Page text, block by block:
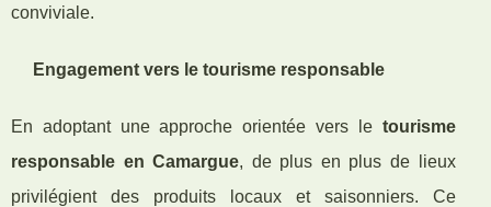
conviviale.
Engagement vers le tourisme responsable
En adoptant une approche orientée vers le tourisme
responsable en Camargue, de plus en plus de lieux
privilégient des produits locaux et saisonniers. Ce